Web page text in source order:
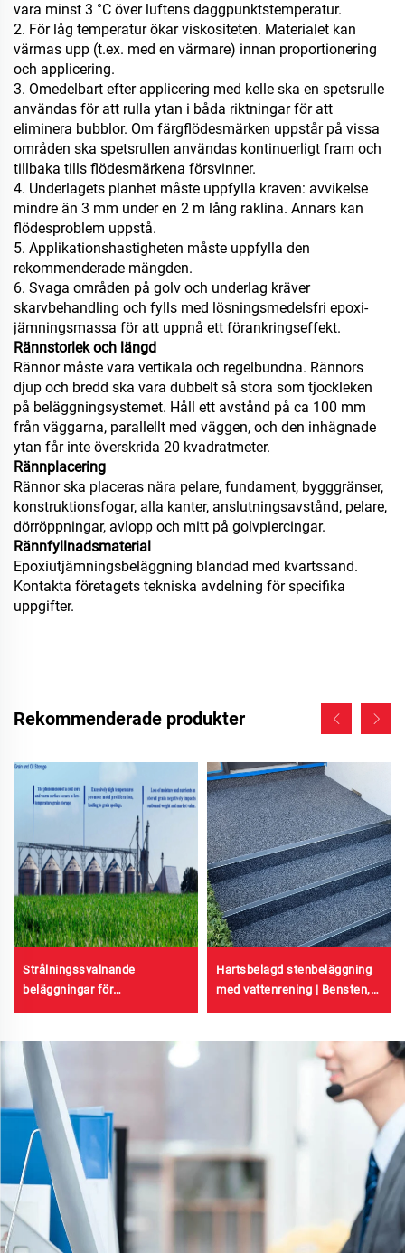
vara minst 3 °C över luftens daggpunktstemperatur.
2. För låg temperatur ökar viskositeten. Materialet kan
värmas upp (t.ex. med en värmare) innan proportionering
och applicering.
3. Omedelbart efter applicering med kelle ska en spetsrulle
användas för att rulla ytan i båda riktningar för att
eliminera bubblor. Om färgflödesmärken uppstår på vissa
områden ska spetsrullen användas kontinuerligt fram och
tillbaka tills flödesmärkena försvinner.
4. Underlagets planhet måste uppfylla kraven: avvikelse
mindre än 3 mm under en 2 m lång raklina. Annars kan
flödesproblem uppstå.
5. Applikationshastigheten måste uppfylla den
rekommenderade mängden.
6. Svaga områden på golv och underlag kräver
skarvbehandling och fylls med lösningsmedelsfri epoxi-
jämningsmassa för att uppnå ett förankringseffekt.
Rännstorlek och längd
Rännor måste vara vertikala och regelbundna. Rännors
djup och bredd ska vara dubbelt så stora som tjockleken
på beläggningsystemet. Håll ett avstånd på ca 100 mm
från väggarna, parallellt med väggen, och den inhägnade
ytan får inte överskrida 20 kvadratmeter.
Rännplacering
Rännor ska placeras nära pelare, fundament, bygggränser,
konstruktionsfogar, alla kanter, anslutningsavstånd, pelare,
dörröppningar, avlopp och mitt på golvpiercingar.
Rännfyllnadsmaterial
Epoxiutjämningsbeläggning blandad med kvartssand.
Kontakta företagets tekniska avdelning för specifika
uppgifter.
Rekommenderade produkter
Strålningssvalnande
beläggningar för
kornlagringsbehållare och
oljelagringsbehållare
Hartsbelagd stenbeläggning
med vattenrening | Bensten,